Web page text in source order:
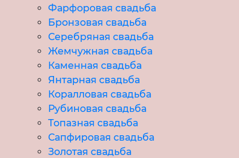
Фарфоровая свадьба
Бронзовая свадьба
Серебряная свадьба
Жемчужная свадьба
Каменная свадьба
Янтарная свадьба
Коралловая свадьба
Рубиновая свадьба
Топазная свадьба
Сапфировая свадьба
Золотая свадьба